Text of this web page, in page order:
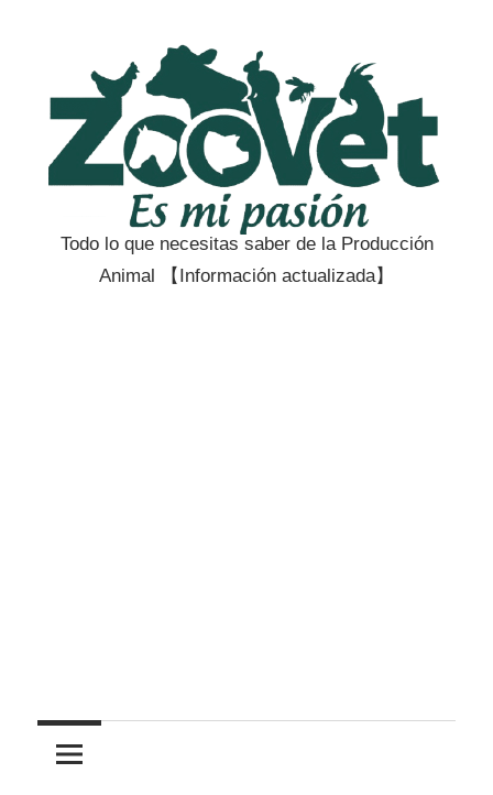
contenido
Zootecnia
Todo lo que necesitas saber de la Producción
Animal 【Información actualizada】